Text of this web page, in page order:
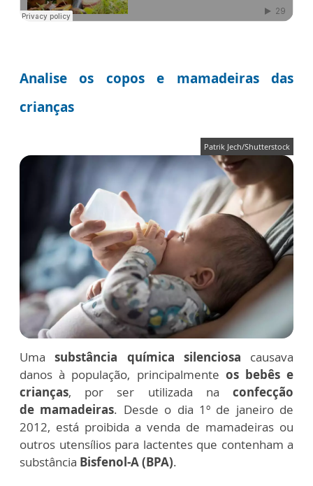
Analise os copos e mamadeiras das
crianças
Patrik Jech/Shutterstock
Uma substância química silenciosa causava
danos à população, principalmente os bebês e
crianças, por ser utilizada na confecção
de mamadeiras. Desde o dia 1º de janeiro de
2012, está proibida a venda de mamadeiras ou
outros utensílios para lactentes que contenham a
substância Bisfenol-A (BPA).